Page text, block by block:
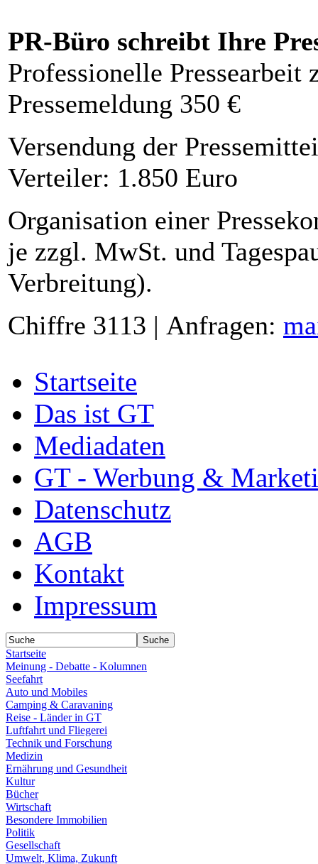
PR-Büro schreibt Ihre
Professionelle Pressearbeit
Pressemeldung 350 €
Versendung der
Verteiler: 1.850 Euro
Organisation einer
je zzgl. MwSt. und
Verbreitung).
Chiffre 3113 | Anfragen:
Startseite
Das ist GT
Mediadaten
GT - Werbung &
Datenschutz
AGB
Kontakt
Impressum
Startseite
Meinung - Debatte - Kolumnen
Seefahrt
Auto und Mobiles
Camping & Caravaning
Reise - Länder in GT
Luftfahrt und Fliegerei
Technik und Forschung
Medizin
Ernährung und Gesundheit
Kultur
Bücher
Wirtschaft
Besondere Immobilien
Politik
Gesellschaft
Umwelt, Klima, Zukunft